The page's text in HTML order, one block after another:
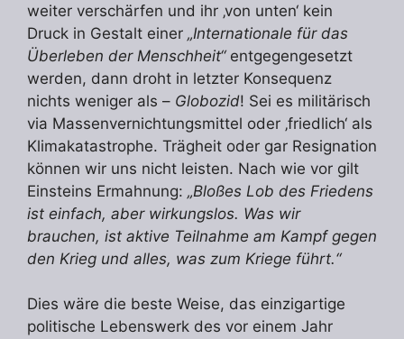
weiter verschärfen und ihr ‚von unten‘ kein
Druck in Gestalt einer „Internationale für das
Überleben der Menschheit“ entgegengesetzt
werden, dann droht in letzter Konsequenz
nichts weniger als – Globozid! Sei es militärisch
via Massenvernichtungsmittel oder ‚friedlich‘ als
Klimakatastrophe. Trägheit oder gar Resignation
können wir uns nicht leisten. Nach wie vor gilt
Einsteins Ermahnung: „Bloßes Lob des Friedens
ist einfach, aber wirkungslos. Was wir
brauchen, ist aktive Teilnahme am Kampf gegen
den Krieg und alles, was zum Kriege führt.“
Dies wäre die beste Weise, das einzigartige
politische Lebenswerk des vor einem Jahr